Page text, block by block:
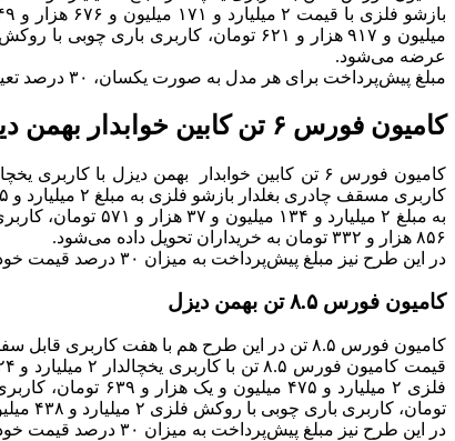
عرضه می‌شود.
مبلغ پیش‌پرداخت برای هر مدل به صورت یکسان، ۳۰ درصد تعیین شده است و ۷۰ درصد باقی‌مانده نیز تسهیلات با نرخ کارمزد ۲۳ درصد است.
کامیون فورس ۶ تن کابین خوابدار بهمن دیزل
۸۵۶ هزار و ۳۳۲ تومان به خریداران تحویل داده می‌شود.
در این طرح نیز مبلغ پیش‌پرداخت به میزان ۳۰ درصد قیمت خودرو و ۷۰ درصد باقی‌مانده نیز، تسهیلات خواهد بود.
کامیون فورس ۸.۵ تن بهمن دیزل
کامیون فورس ۸.۵ تن در این طرح هم با هفت کاربری قابل سفارش است که پیش پرداخت ۳۰ درصدی به همراه تسهیلات ۷۰ درصدی ث، از مشخصه‌های اصلی آن است.
تومان، کاربری باری چوبی با روکش فلزی ۲ میلیارد و ۴۳۸ میلیون و ۵۶۳ هزار و ۳۰۸ تومان و کاربری باری فلزی نیز دو میلیارد و ۴۲۷ میلیون و ۷۰۴ هزار و ۱۰۶ تومان تعیین شده است.
در این طرح نیز مبلغ پیش‌پرداخت به میزان ۳۰ درصد قیمت خودرو و ۷۰ درصد باقی‌مانده نیز، تسهیلات بانک سینا خواهد بود.